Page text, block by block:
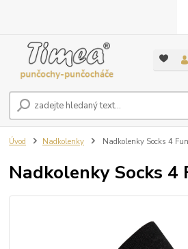
Úvod Nadkolenky Nadkolenky Socks 4
Nadkolenky Socks 4